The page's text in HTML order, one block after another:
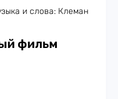
и слова: Клеман
фильм